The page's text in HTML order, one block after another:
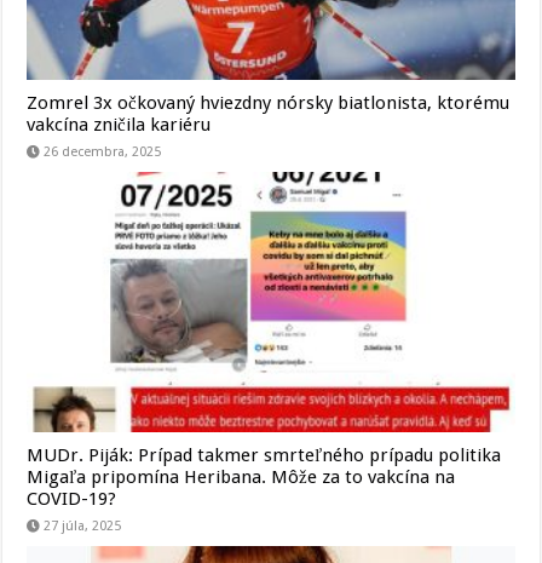
Zomrel 3x očkovaný hviezdny nórsky biatlonista, ktorému
vakcína zničila kariéru
26 decembra, 2025
MUDr. Piják: Prípad takmer smrteľného prípadu politika
Migaľa pripomína Heribana. Môže za to vakcína na
COVID-19?
27 júla, 2025